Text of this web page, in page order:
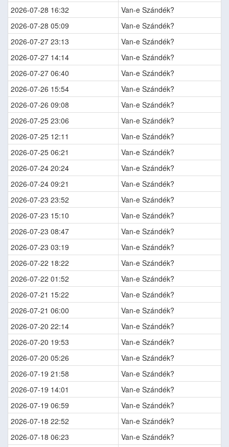
2026-07-28 16:32
Van-e Szándék?
2026-07-28 05:09
Van-e Szándék?
2026-07-27 23:13
Van-e Szándék?
2026-07-27 14:14
Van-e Szándék?
2026-07-27 06:40
Van-e Szándék?
2026-07-26 15:54
Van-e Szándék?
2026-07-26 09:08
Van-e Szándék?
2026-07-25 23:06
Van-e Szándék?
2026-07-25 12:11
Van-e Szándék?
2026-07-25 06:21
Van-e Szándék?
2026-07-24 20:24
Van-e Szándék?
2026-07-24 09:21
Van-e Szándék?
2026-07-23 23:52
Van-e Szándék?
2026-07-23 15:10
Van-e Szándék?
2026-07-23 08:47
Van-e Szándék?
2026-07-23 03:19
Van-e Szándék?
2026-07-22 18:22
Van-e Szándék?
2026-07-22 01:52
Van-e Szándék?
2026-07-21 15:22
Van-e Szándék?
2026-07-21 06:00
Van-e Szándék?
2026-07-20 22:14
Van-e Szándék?
2026-07-20 19:53
Van-e Szándék?
2026-07-20 05:26
Van-e Szándék?
2026-07-19 21:58
Van-e Szándék?
2026-07-19 14:01
Van-e Szándék?
2026-07-19 06:59
Van-e Szándék?
2026-07-18 22:52
Van-e Szándék?
2026-07-18 06:23
Van-e Szándék?